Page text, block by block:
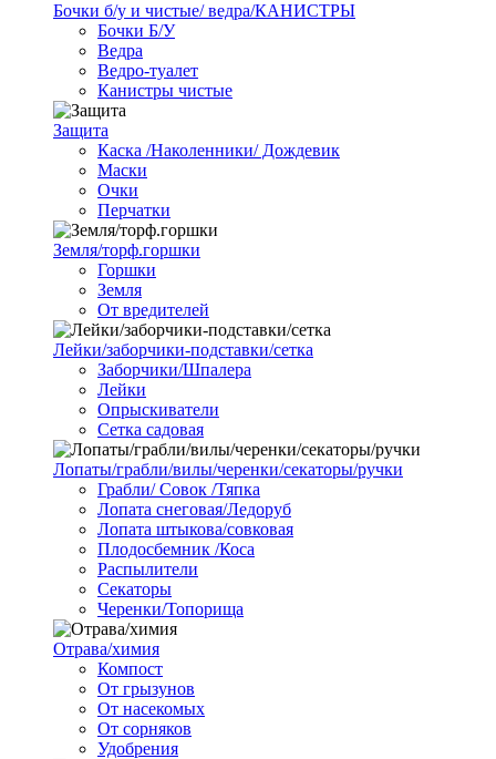
Бочки б/у и чистые/ ведра/КАНИСТРЫ
Бочки Б/У
Ведра
Ведро-туалет
Канистры чистые
Защита
Каска /Наколенники/ Дождевик
Маски
Очки
Перчатки
Земля/торф.горшки
Горшки
Земля
От вредителей
Лейки/заборчики-подставки/сетка
Заборчики/Шпалера
Лейки
Опрыскиватели
Сетка садовая
Лопаты/грабли/вилы/черенки/секаторы/ручки
Грабли/ Совок /Тяпка
Лопата снеговая/Ледоруб
Лопата штыкова/совковая
Плодосбемник /Коса
Распылители
Секаторы
Черенки/Топорища
Отрава/химия
Компост
От грызунов
От насекомых
От сорняков
Удобрения